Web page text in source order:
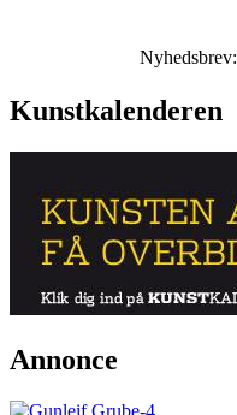
Nyhedsbrev:
Kunstkalenderen
Annonce